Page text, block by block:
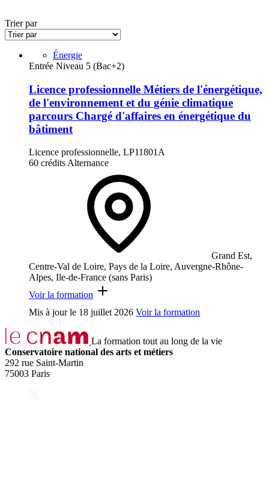
Trier par
Énergie
Entrée Niveau 5 (Bac+2)
Licence professionnelle Métiers de l'énergétique,
de l'environnement et du génie climatique
parcours Chargé d'affaires en énergétique du
bâtiment
Licence professionnelle, LP11801A
60 crédits Alternance
Grand Est,
Centre-Val de Loire, Pays de la Loire, Auvergne-Rhône-
Alpes, Ile-de-France (sans Paris)
Voir la formation
Mis à jour le 18 juillet 2026 Voir la formation
La formation tout au long de la vie
Conservatoire national des arts et métiers
292 rue Saint-Martin
75003 Paris